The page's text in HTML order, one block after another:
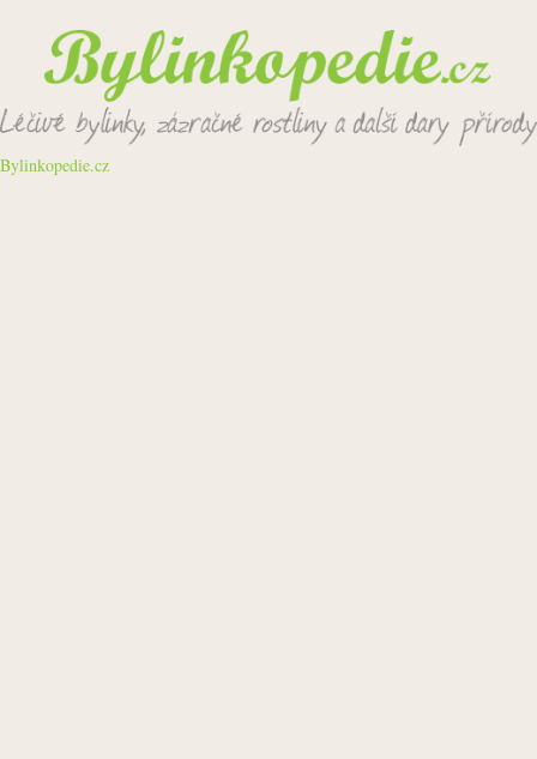
Bylinkopedie.cz